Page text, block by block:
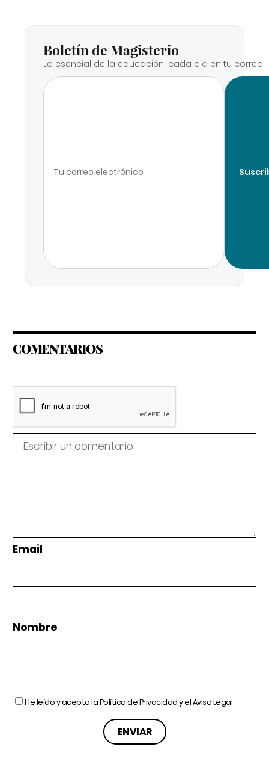
Boletín de Magisterio
Lo esencial de la educación, cada día en tu correo.
COMENTARIOS
Email
Nombre
He leído y acepto laPolítica de Privacidady elAviso Legal